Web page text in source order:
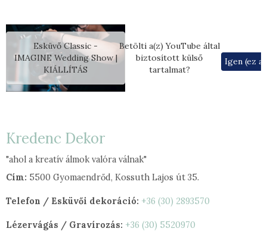
Esküvő Classic -
IMAGINE Wedding Show |
KIÁLLÍTÁS
Betölti a(z)YouTube által
biztosított külső
tartalmat?
Igen (ez
Kredenc Dekor
"ahol a kreatív álmok valóra válnak"
Cím: 5500 Gyomaendrőd, Kossuth Lajos út 35.
Telefon / Esküvői dekoráció: +36 (30) 2893570
Lézervágás / Gravírozás: +36 (30) 5520970